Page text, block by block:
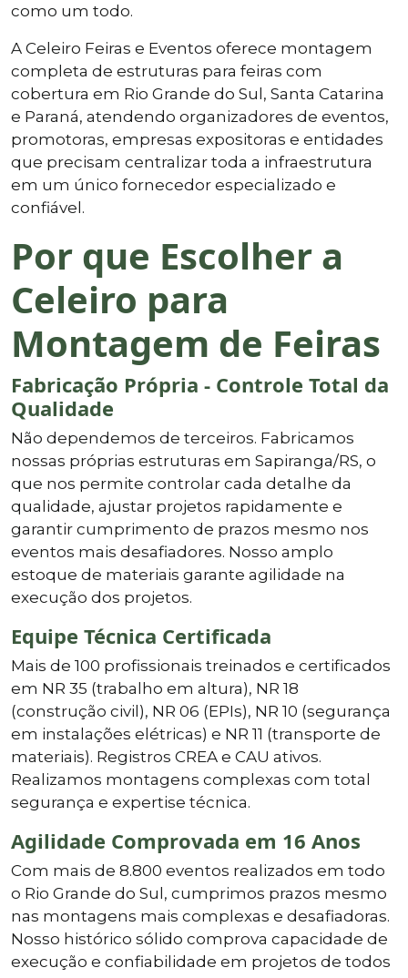
como um todo.
A Celeiro Feiras e Eventos oferece montagem
completa de estruturas para feiras com
cobertura em Rio Grande do Sul, Santa Catarina
e Paraná, atendendo organizadores de eventos,
promotoras, empresas expositoras e entidades
que precisam centralizar toda a infraestrutura
em um único fornecedor especializado e
confiável.
Por que Escolher a
Celeiro para
Montagem de Feiras
Fabricação Própria - Controle Total da
Qualidade
Não dependemos de terceiros. Fabricamos
nossas próprias estruturas em Sapiranga/RS, o
que nos permite controlar cada detalhe da
qualidade, ajustar projetos rapidamente e
garantir cumprimento de prazos mesmo nos
eventos mais desafiadores. Nosso amplo
estoque de materiais garante agilidade na
execução dos projetos.
Equipe Técnica Certificada
Mais de 100 profissionais treinados e certificados
em NR 35 (trabalho em altura), NR 18
(construção civil), NR 06 (EPIs), NR 10 (segurança
em instalações elétricas) e NR 11 (transporte de
materiais). Registros CREA e CAU ativos.
Realizamos montagens complexas com total
segurança e expertise técnica.
Agilidade Comprovada em 16 Anos
Com mais de 8.800 eventos realizados em todo
o Rio Grande do Sul, cumprimos prazos mesmo
nas montagens mais complexas e desafiadoras.
Nosso histórico sólido comprova capacidade de
execução e confiabilidade em projetos de todos